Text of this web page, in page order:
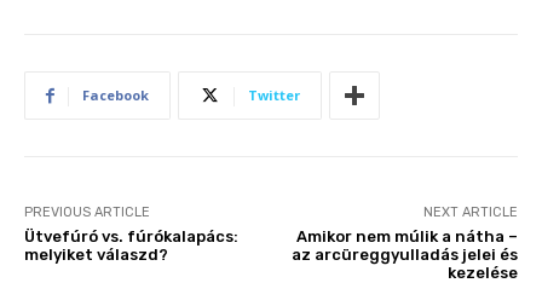
Facebook Twitter
PREVIOUS ARTICLE
Ütvefúró vs. fúrókalapács:
melyiket válaszd?
NEXT ARTICLE
Amikor nem múlik a nátha –
az arcüreggyulladás jelei és
kezelése